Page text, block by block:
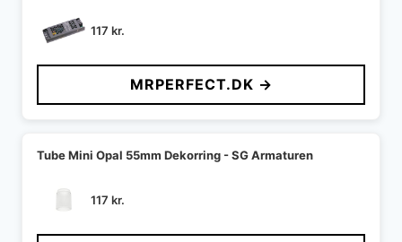
117 kr.
MRPERFECT.DK →
Tube Mini Opal 55mm Dekorring - SG Armaturen
117 kr.